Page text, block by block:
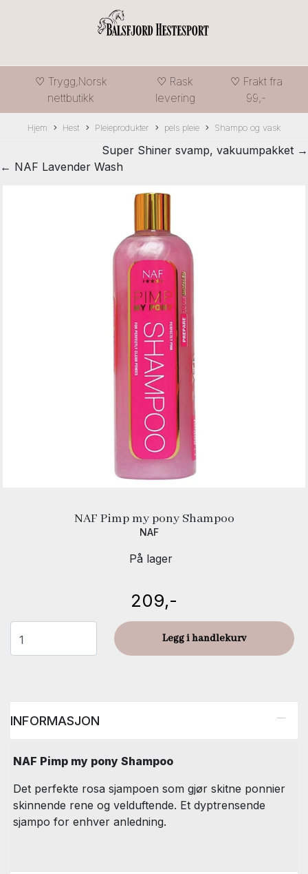
♡ Trygg,Norsk
nettbutikk
♡ Rask
levering
♡ Frakt fra
99,-
Hjem Hest Pleieprodukter pels pleie Shampo og vask
Super Shiner svamp, vakuumpakket →
← NAF Lavender Wash
NAF Pimp my pony Shampoo
NAF
På lager
209,-
Legg i handlekurv
INFORMASJON
NAF Pimp my pony Shampoo
Det perfekte rosa sjampoen som gjør skitne ponnier
skinnende rene og velduftende. Et dyptrensende
sjampo for enhver anledning.